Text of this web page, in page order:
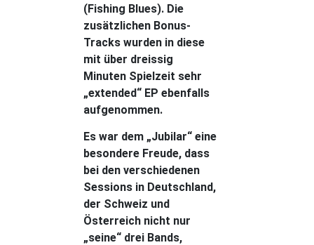
(Fishing Blues). Die
zusätzlichen Bonus-
Tracks wurden in diese
mit über dreissig
Minuten Spielzeit sehr
„extended“ EP ebenfalls
aufgenommen.
Es war dem „Jubilar“ eine
besondere Freude, dass
bei den verschiedenen
Sessions in Deutschland,
der Schweiz und
Österreich nicht nur
„seine“ drei Bands,